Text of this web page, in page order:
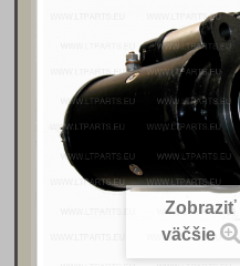
Zobraziť
väčšie